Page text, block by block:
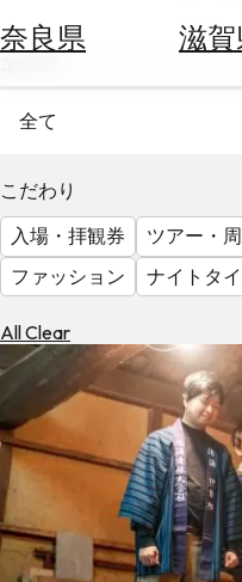
奈良県 滋賀
ホ
す
替
を
調
べ
天
を
る
全て
こだわり
入場・拝観券
ツアー・
ファッション
ナイトタ
All Clear